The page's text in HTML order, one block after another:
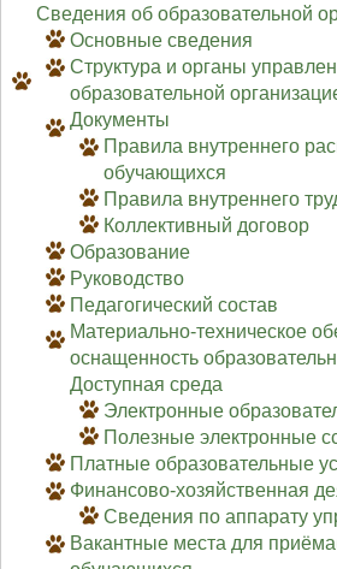
Сведения об образовательной
Основные сведения
Структура и органы
образовательной
Документы
Правила внутреннего
обучающихся
Правила внутреннего
Коллективный договор
Образование
Руководство
Педагогический состав
Материально-техническое
оснащенность
Доступная среда
Электронные
Полезные электронные
Платные образовательные
Финансово-хозяйственная
Сведения по аппарату
Вакантные места для